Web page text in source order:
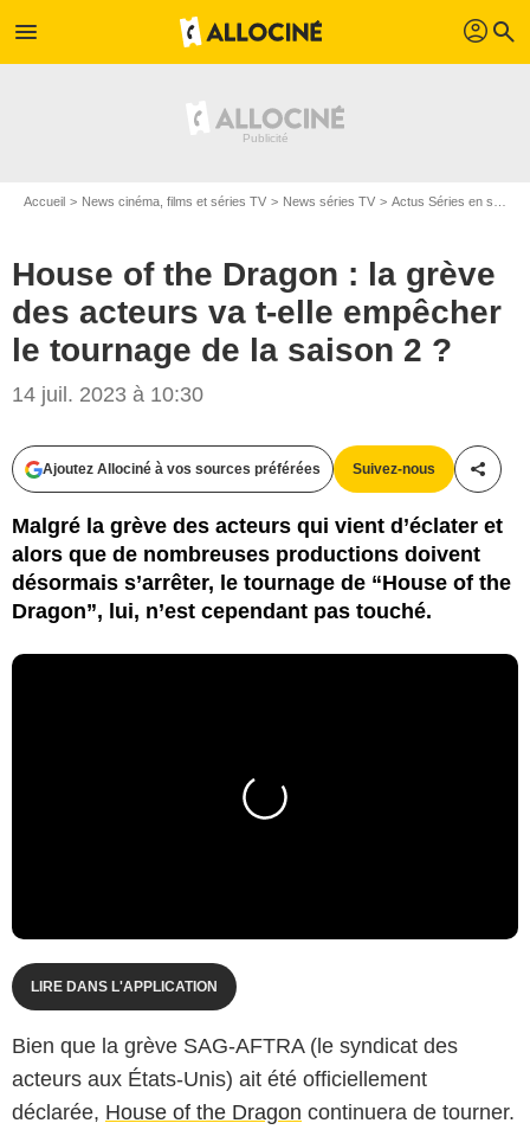
menu profil search
Accueil News cinéma, films et séries TV News séries TV Actus Séries en streaming
House of the Dragon : la grève
des acteurs va t-elle empêcher
le tournage de la saison 2 ?
14 juil. 2023 à 10:30
Ajoutez Allociné à vos sources préférées Suivez-nous
Malgré la grève des acteurs qui vient d’éclater et
alors que de nombreuses productions doivent
désormais s’arrêter, le tournage de “House of the
Dragon”, lui, n’est cependant pas touché.
LIRE DANS L'APPLICATION
Bien que la grève SAG-AFTRA (le syndicat des
acteurs aux États-Unis) ait été officiellement
déclarée, House of the Dragon continuera de tourner.